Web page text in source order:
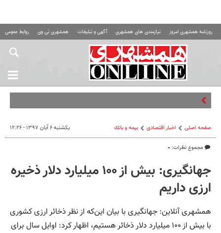
روزنامه همشهری امروز نیازمندی های همشهری آگهی و تبلیغات همشهری تی وی روابط عمومی
صفحه اصلی اخبار اقتصادی بيمه و بانك
مجموع نظرات: ۰
یکشنبه ۶ آبان ۱۳۹۷ - ۱۲:۲۶
جهانگیری: بیش از ۱۰۰ میلیارد دلار ذخیره
ارزی داریم
همشهری آنلاین: جهانگیری با بیان این‌که از نظر ذخائر ارزی کشوری
با بیش از ۱۰۰ میلیارد دلار ذخائر هستیم، اظهار کرد: اوایل سال برای